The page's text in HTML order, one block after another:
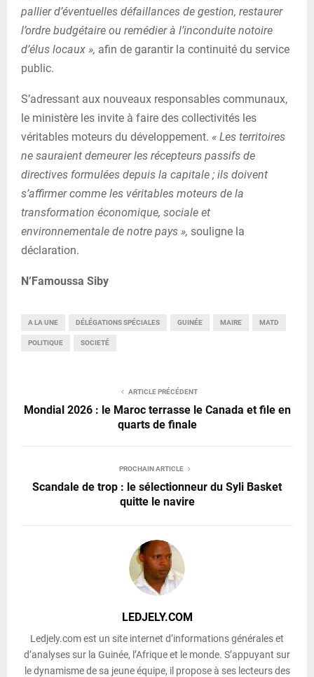
pallier d’éventuelles défaillances de gestion, restaurer
l’ordre budgétaire ou remédier à l’inconduite notoire
d’élus locaux », afin de garantir la continuité du service
public.
S’adressant aux nouveaux responsables communaux,
le ministère les invite à faire des collectivités les
véritables moteurs du développement. « Les territoires
ne sauraient demeurer les récepteurs passifs de
directives formulées depuis la capitale ; ils doivent
s’affirmer comme les véritables moteurs de la
transformation économique, sociale et
environnementale de notre pays », souligne la
déclaration.
N’Famoussa Siby
A LA UNE DÉLÉGATIONS SPÉCIALES GUINÉE MAIRE MATD
POLITIQUE SOCIETÉ
ARTICLE PRÉCÉDENT
Mondial 2026 : le Maroc terrasse le Canada et file en
quarts de finale
PROCHAIN ARTICLE
Scandale de trop : le sélectionneur du Syli Basket
quitte le navire
LEDJELY.COM
Ledjely.com est un site internet d’informations générales et
d’analyses sur la Guinée, l’Afrique et le monde. S’appuyant sur
le dynamisme de sa jeune équipe, il propose à ses lecteurs des